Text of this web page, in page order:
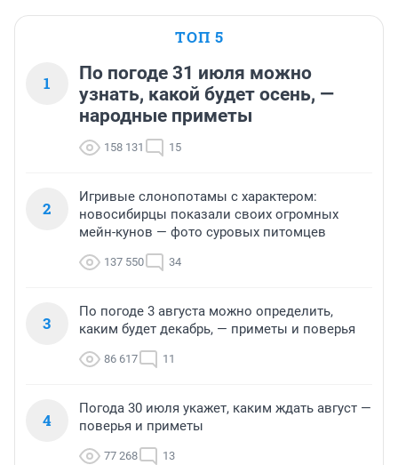
ТОП 5
1
По погоде 31 июля можно
узнать, какой будет осень, —
народные приметы
158 131 15
2
Игривые слонопотамы с характером:
новосибирцы показали своих огромных
мейн-кунов — фото суровых питомцев
137 550 34
3
По погоде 3 августа можно определить,
каким будет декабрь, — приметы и поверья
86 617 11
4
Погода 30 июля укажет, каким ждать август —
поверья и приметы
77 268 13